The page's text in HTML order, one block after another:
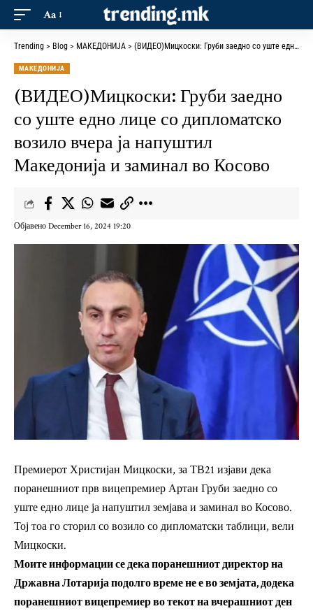
Aa
Trending > Blog > МАКЕДОНИЈА > (ВИДЕО)Мицкоски: Груби заедно со уште едно лице со дипломатско возило вчера ја напуштил Македонија и заминал во Косово
МАКЕДОНИЈА
(ВИДЕО)Мицкоски: Груби заедно
со уште едно лице со дипломатско
возило вчера ја напуштил
Македонија и заминал во Косово
Објавено December 16, 2024 19:20
Премиерот Христијан Мицкоски, за ТВ21 изјави дека
поранешниот прв вицепремиер Артан Груби заедно со
уште едно лице ја напуштил земјава и заминал во Косово.
Тој тоа го сторил со возило со дипломатски таблици, вели
Мицкоски.
Моите информации се дека поранешниот директор на
Државна Лотарија подолго време не е во земјата, додека
поранешниот вицепремиер во текот на вчерашниот ден